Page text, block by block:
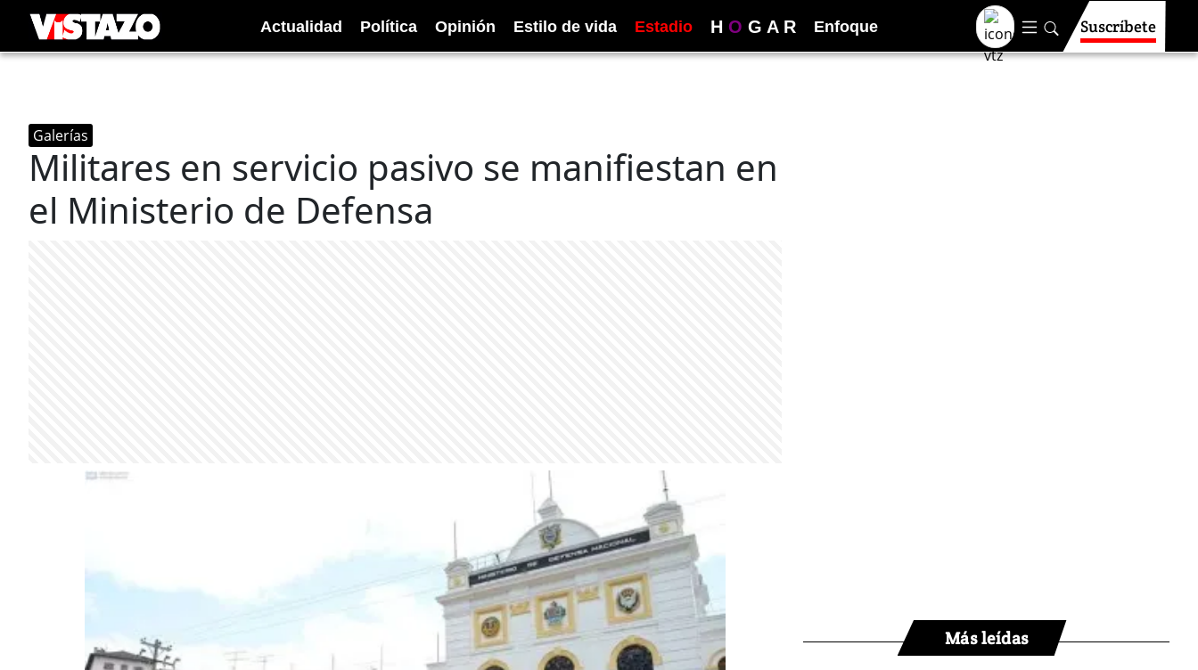
Actualidad Política Opinión Estilo de vida Estadio H O G A R Enfoque Suscríbete
Galerías
Militares en servicio pasivo se manifiestan en
el Ministerio de Defensa
Más leídas